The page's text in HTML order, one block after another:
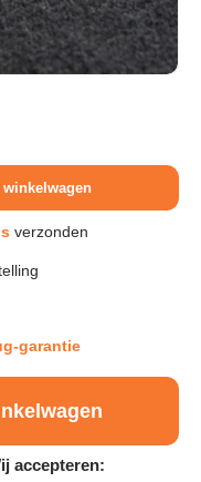
winkelwagen
verzonden
garantie
accepteren: